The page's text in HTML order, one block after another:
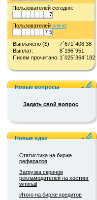
Пользователей сегодня:
7
Пользователей online:
7 5
Выплачено ($):
7`671`408,38
Выплат:
8`196`951
Писем прочитано: 1`025`364`182
Новые вопросы
Задать свой вопрос
Новые идеи
Статистика на бирже
рефералов
Загрузка скринов
рекламодателей на хостинг
wmmail
Итого на бирже кредитов